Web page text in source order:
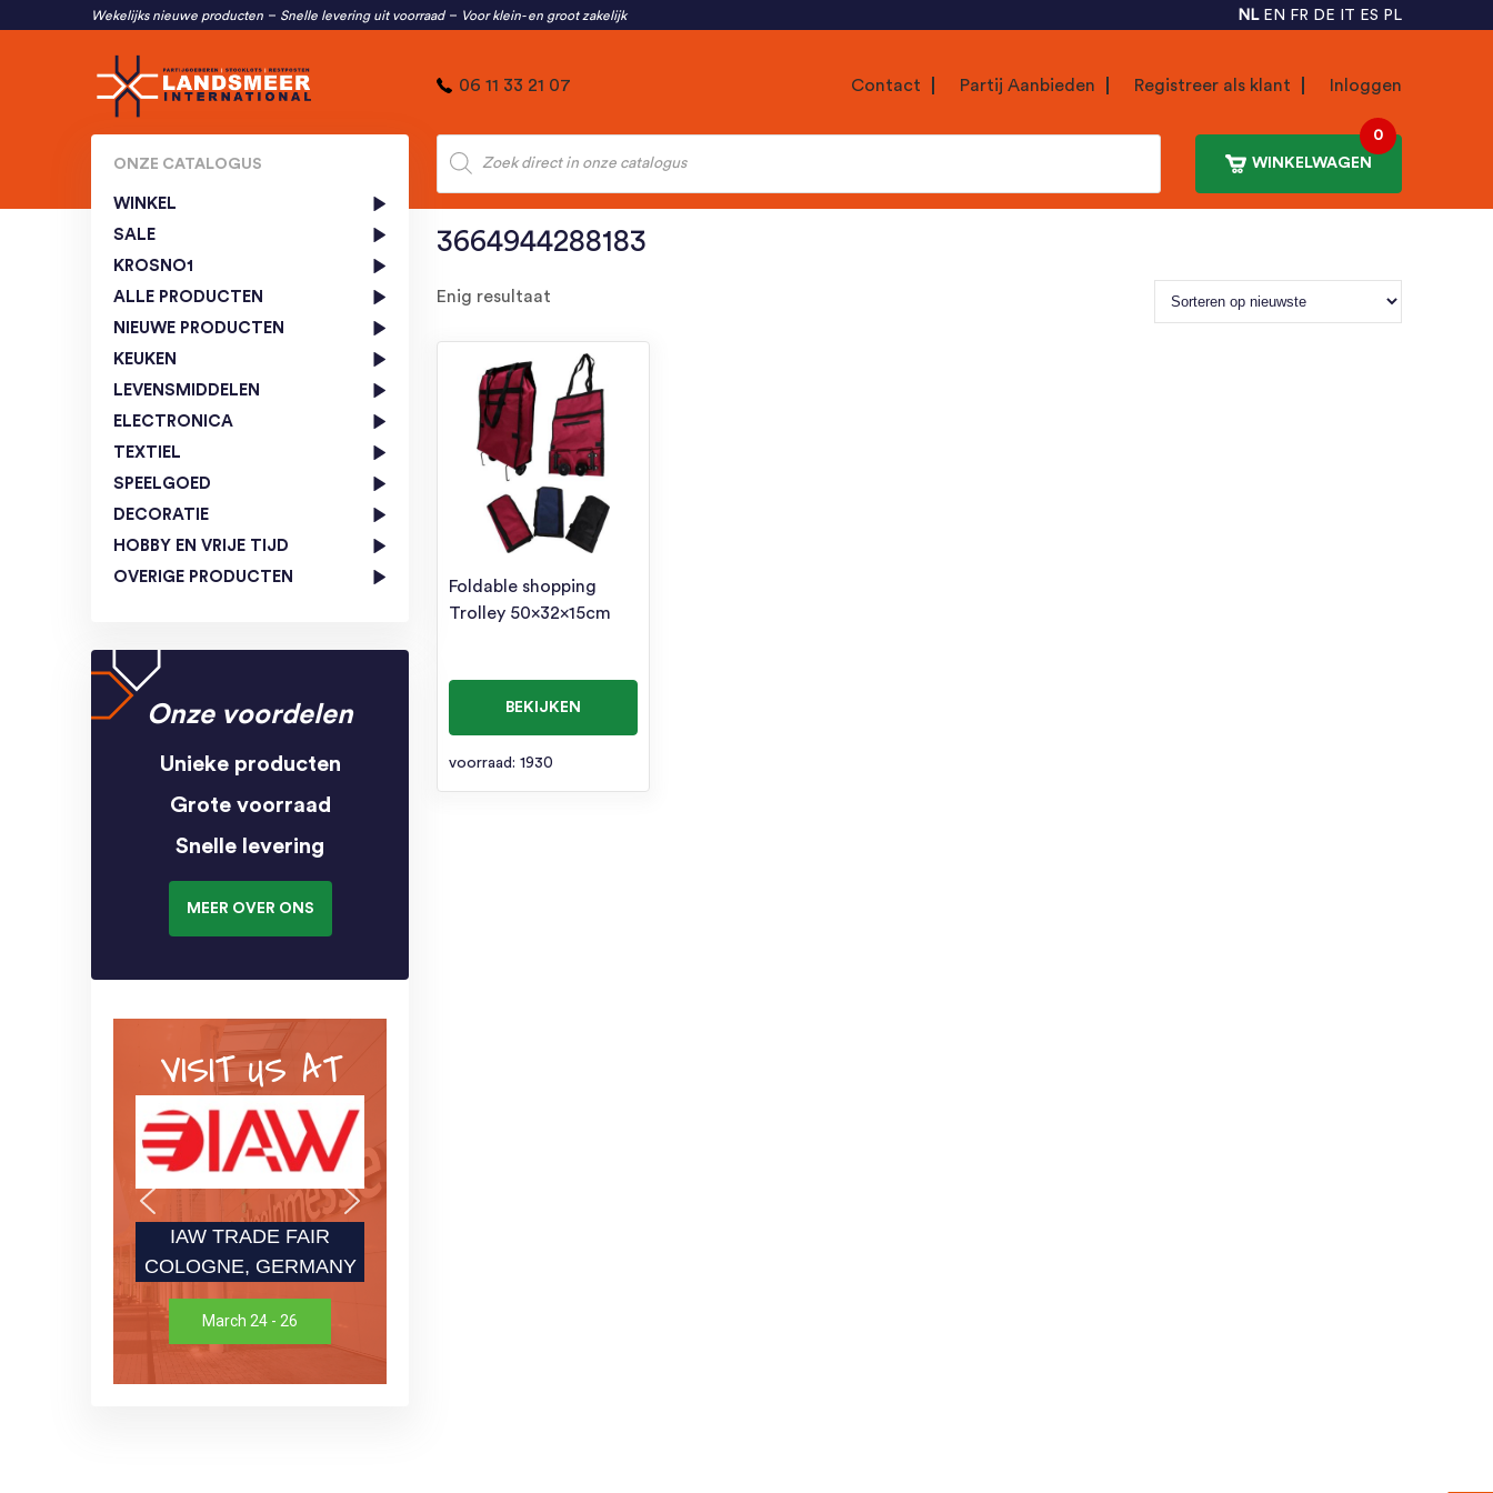
Wekelijks nieuwe producten Snelle levering uit voorraad Voor klein- en groot zakelijk NL EN FR DE IT ES PL
06 11 33 21 07 Contact Partij Aanbieden Registreer als klant Inloggen
Producten
zoeken
WINKELWAGEN
0
ONZE CATALOGUS
WINKEL
SALE
KROSNO1
ALLE PRODUCTEN
NIEUWE PRODUCTEN
KEUKEN
LEVENSMIDDELEN
ELECTRONICA
TEXTIEL
SPEELGOED
DECORATIE
HOBBY EN VRIJE TIJD
OVERIGE PRODUCTEN
Onze voordelen
Unieke producten
Grote voorraad
Snelle levering
MEER OVER ONS
VISIT US AT
IAW TRADE FAIR
COLOGNE, GERMANY
March 24 - 26
3664944288183
Enig resultaat
Foldable shopping
Trolley 50x32x15cm
BEKIJKEN
voorraad: 1930